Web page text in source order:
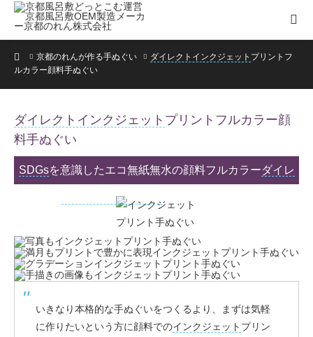
ホーム
京都のれんが作る手ぬぐい ダイレクト インクジェット プリントフ
ルカラー顔料手ぬぐい
ダイレクト インクジェット プリントフルカラー顔
料手ぬぐい
SDGsを意識したエコ無紙無水の顔料フルカラーダイレ
インクジェット
いきなり本格的な手ぬぐいをつくるより、まずは気軽
に作りたいという方に顔料でのインクジェット プリン